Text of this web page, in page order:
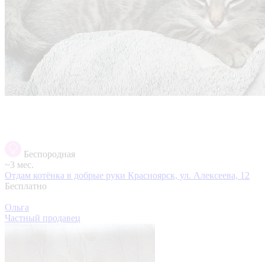
Беспородная
~3 мес.
Отдам котёнка в добрые руки Красноярск, ул. Алексеева, 12
Бесплатно
Ольга
Частный продавец